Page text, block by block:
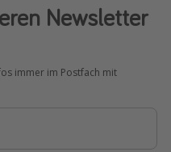
Newsletter
immer im Postfach mit